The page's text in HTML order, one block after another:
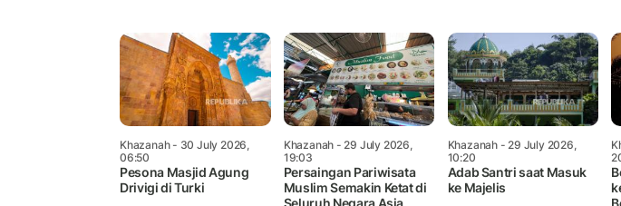
Khazanah- 30 July 2026,
06:50
Pesona Masjid Agung
Drivigi di Turki
Khazanah - 29 July 2026,
19:03
Persaingan Pariwisata
Muslim Semakin Ketat di
Khazanah- 29 July 2026,
10:20
Adab Santri saat Masuk
ke Majelis